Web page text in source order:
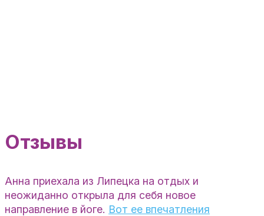
Отзывы
Анна приехала из Липецка на отдых и
неожиданно открыла для себя новое
направление в йоге. Вот ее впечатления